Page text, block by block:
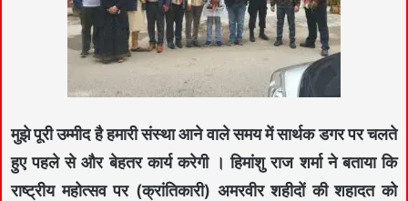
मुझे पूरी उम्मीद है हमारी संस्था आने वाले समय में सार्थक डगर पर चलते
हुए पहले से और बेहतर कार्य करेगी । हिमांशु राज शर्मा ने बताया कि
राष्ट्रीय महोत्सव पर (क्रांतिकारी) अमरवीर शहीदों की शहादत को